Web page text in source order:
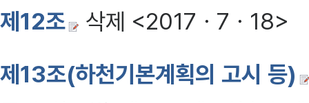
제12조
삭제 <2017ㆍ7ㆍ18>
제13조(하천기본계획의 고시 등)